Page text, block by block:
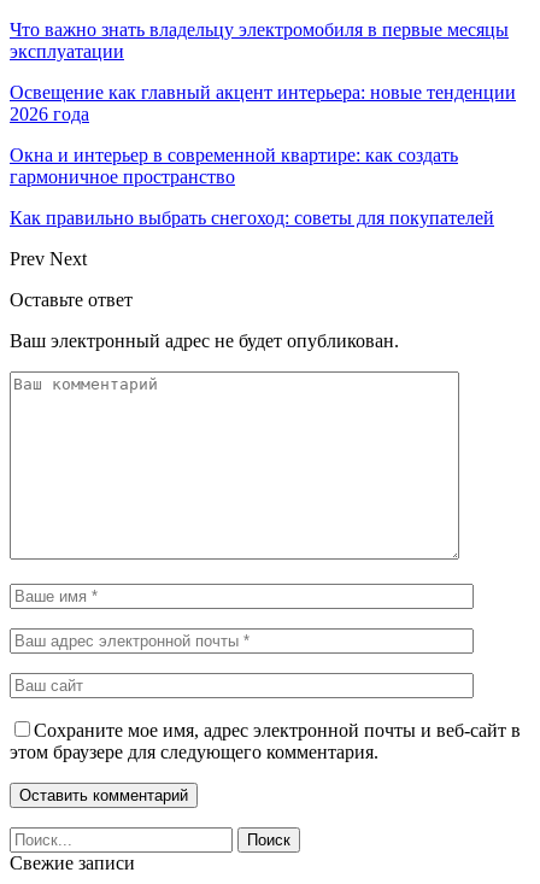
Что важно знать владельцу электромобиля в первые месяцы
эксплуатации
Освещение как главный акцент интерьера: новые тенденции
2026 года
Окна и интерьер в современной квартире: как создать
гармоничное пространство
Как правильно выбрать снегоход: советы для покупателей
Prev Next
Оставьте ответ
Ваш электронный адрес не будет опубликован.
Сохраните мое имя, адрес электронной почты и веб-сайт в
этом браузере для следующего комментария.
Свежие записи